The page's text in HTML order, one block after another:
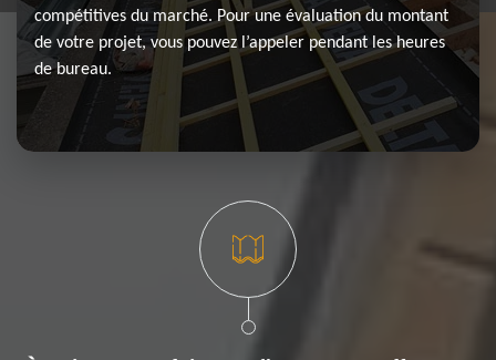
compétitives du marché. Pour une évaluation du montant
de votre projet, vous pouvez l’appeler pendant les heures
de bureau.